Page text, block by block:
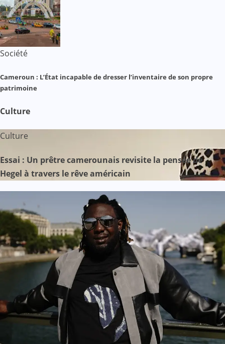
Société
Cameroun : L’État incapable de dresser l’inventaire de son propre
patrimoine
Culture
Culture
Essai : Un prêtre camerounais revisite la pensée de
Hegel à travers le rêve américain